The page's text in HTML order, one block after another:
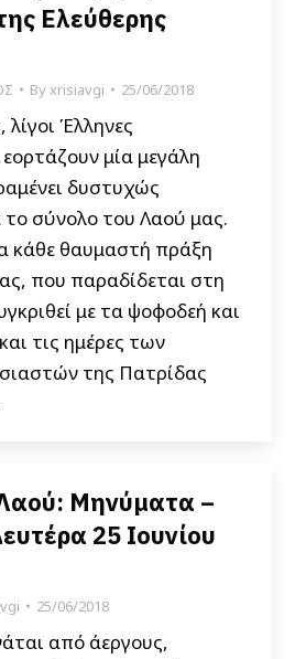
Ελεύθερης
Byxrisiavgi 25/06/2018
λίγοι Έλληνες
μία μεγάλη
δυστυχώς
το σύνολο του Λαού μας.
κάθε θαυμαστή πράξη
που παραδίδεται στη
με τα ψοφοδεή και
τις ημέρες των
της Πατρίδας
Μηνύματα –
25 Ιουνίου
25/06/2018
από άεργους,